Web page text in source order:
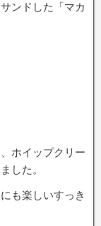
ンドした「マカ
ホイップクリー
した。
も楽しいすっき